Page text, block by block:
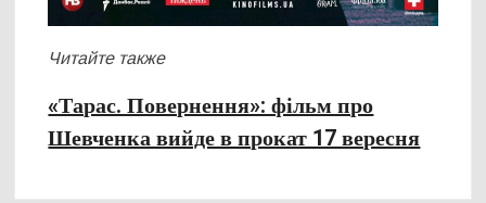
Читайте также
«Тарас. Повернення»: фільм про
Шевченка вийде в прокат 17 вересня